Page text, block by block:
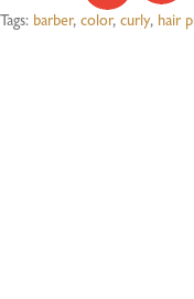
Tags: barber, color, curly, hair